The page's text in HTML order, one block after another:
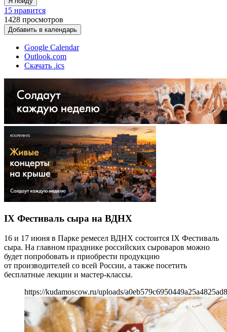
15 нравится
1428 просмотров
Добавить в календарь
Google Calendar
Outlook.com
Скачать .ics
IX Фестиваль сыра на ВДНХ
16 и 17 июня в Парке ремесел ВДНХ состоится IX Фестиваль
сыра. На главном празднике российских сыроваров можно
будет попробовать и приобрести продукцию
от производителей со всей России, а также посетить
бесплатные лекции и мастер-классы.
https://kudamoscow.ru/uploads/